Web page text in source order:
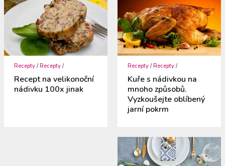
Recepty /Recepty /
Recept na velikonoční
nádivku 100x jinak
Recepty /Recepty /
Kuře s nádivkou na
mnoho způsobů.
Vyzkoušejte oblíbený
jarní pokrm